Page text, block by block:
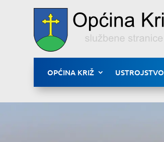
OPĆINA KRIŽ USTROJSTVO